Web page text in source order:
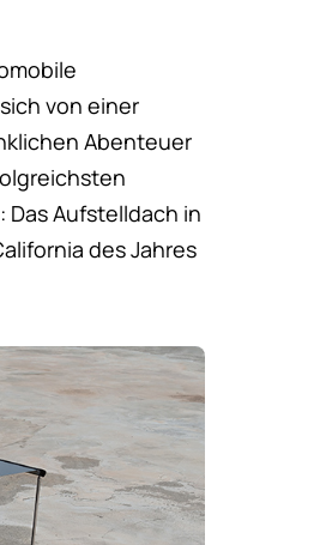
von einer
Abenteuer
Das Aufstelldach in
des Jahres